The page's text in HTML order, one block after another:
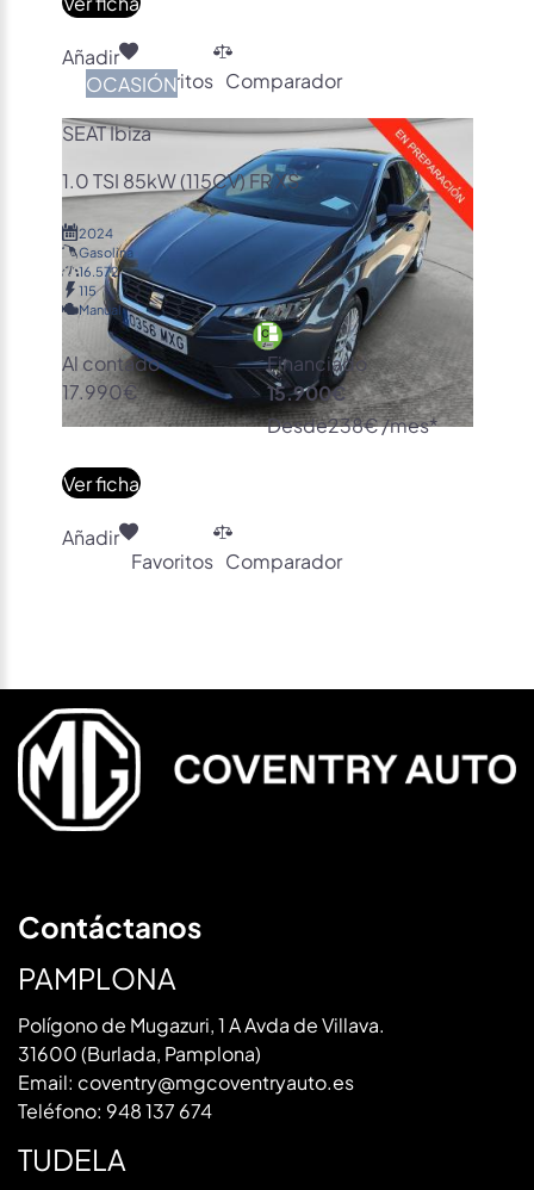
Añadir
Favoritos Comparador
OCASIÓN
SEAT Ibiza
1.0 TSI 85kW (115CV) FR XS
2024
Gasolina
16.572
115
Manual
Al contado
17.990€
Financiado
15.900€
Desde238€ /mes*
Ver ficha
Añadir
Favoritos Comparador
Contáctanos
PAMPLONA
Polígono de Mugazuri, 1 A Avda de Villava.
31600 (Burlada, Pamplona)
Email: coventry@mgcoventryauto.es
Teléfono: 948 137 674
TUDELA